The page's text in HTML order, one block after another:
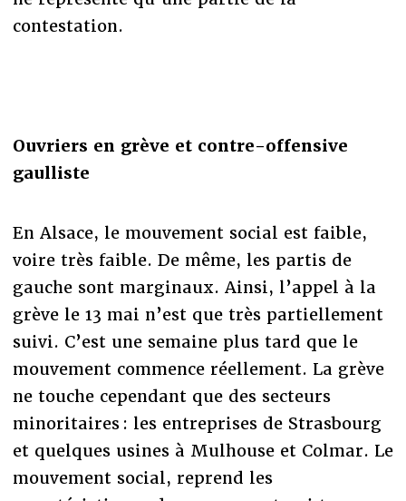
contestation.
Ouvriers en grève et contre-offensive
gaulliste
En Alsace, le mouvement social est faible,
voire très faible. De même, les partis de
gauche sont marginaux. Ainsi, l’appel à la
grève le 13 mai n’est que très partiellement
suivi. C’est une semaine plus tard que le
mouvement commence réellement. La grève
ne touche cependant que des secteurs
minoritaires : les entreprises de Strasbourg
et quelques usines à Mulhouse et Colmar. Le
mouvement social, reprend les